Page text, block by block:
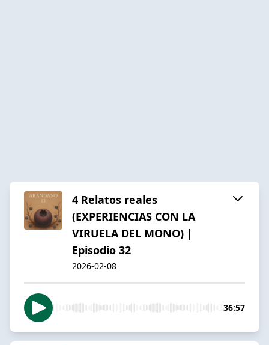
4 Relatos reales
(EXPERIENCIAS CON LA
VIRUELA DEL MONO) |
Episodio 32
2026-02-08
36:57